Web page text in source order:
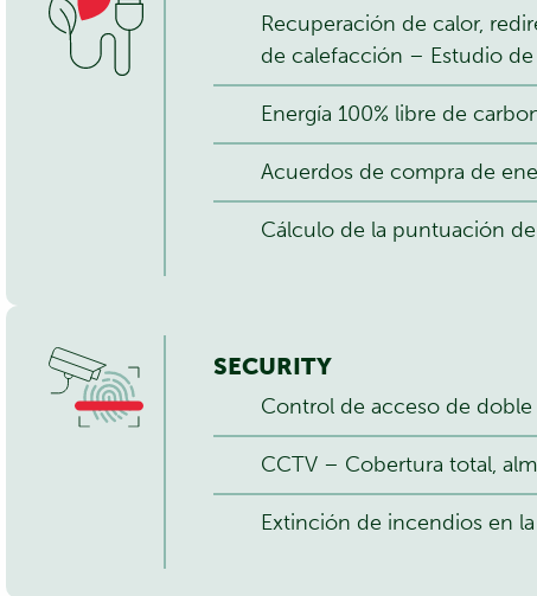
Recuperación de calor,
de calefacción – Estudio de
Energía 100% libre de
Acuerdos de compra de
Cálculo de la puntuación
SECURITY
Control de acceso de
CCTV – Cobertura total,
Extinción de incendios en